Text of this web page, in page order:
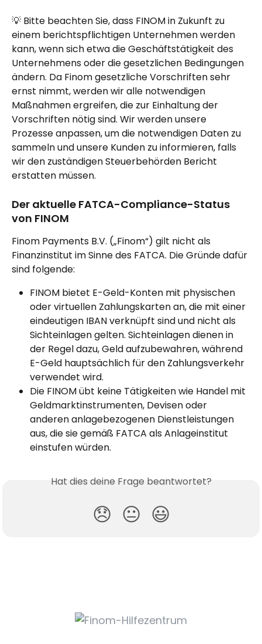
💡 Bitte beachten Sie, dass FINOM in Zukunft zu
einem berichtspflichtigen Unternehmen werden
kann, wenn sich etwa die Geschäftstätigkeit des
Unternehmens oder die gesetzlichen Bedingungen
ändern. Da Finom gesetzliche Vorschriften sehr
ernst nimmt, werden wir alle notwendigen
Maßnahmen ergreifen, die zur Einhaltung der
Vorschriften nötig sind. Wir werden unsere
Prozesse anpassen, um die notwendigen Daten zu
sammeln und unsere Kunden zu informieren, falls
wir den zuständigen Steuerbehörden Bericht
erstatten müssen.
Der aktuelle FATCA-Compliance-Status
von FINOM
Finom Payments B.V. („Finom“) gilt nicht als
Finanzinstitut im Sinne des FATCA. Die Gründe dafür
sind folgende:
FINOM bietet E-Geld-Konten mit physischen
oder virtuellen Zahlungskarten an, die mit einer
eindeutigen IBAN verknüpft sind und nicht als
Sichteinlagen gelten. Sichteinlagen dienen in
der Regel dazu, Geld aufzubewahren, während
E-Geld hauptsächlich für den Zahlungsverkehr
verwendet wird.
Die FINOM übt keine Tätigkeiten wie Handel mit
Geldmarktinstrumenten, Devisen oder
anderen anlagebezogenen Dienstleistungen
aus, die sie gemäß FATCA als Anlageinstitut
einstufen würden.
Hat dies deine Frage beantwortet?
😞 😐 😃